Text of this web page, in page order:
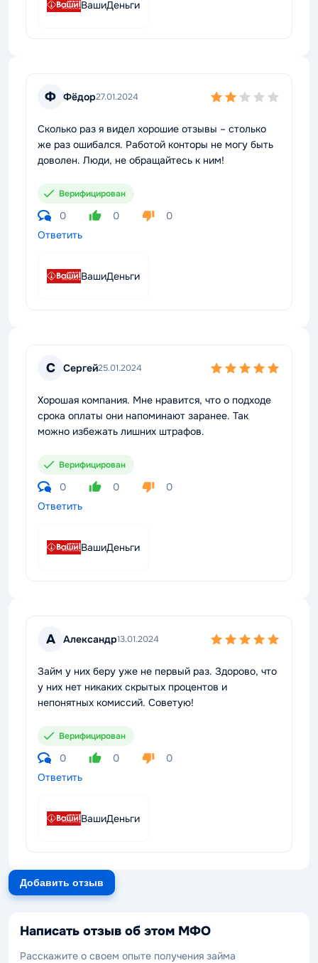
ВашиДеньги
Ф Фёдор27.01.2024
Сколько раз я видел хорошие отзывы – столько
же раз ошибался. Работой конторы не могу быть
доволен. Люди, не обращайтесь к ним!
Верифицирован
0 0
0
Ответить
ВашиДеньги
С Сергей25.01.2024
Хорошая компания. Мне нравится, что о подходе
срока оплаты они напоминают заранее. Так
можно избежать лишних штрафов.
Верифицирован
0 0
0
Ответить
ВашиДеньги
А Александр13.01.2024
Займ у них беру уже не первый раз. Здорово, что
у них нет никаких скрытых процентов и
непонятных комиссий. Советую!
Верифицирован
0 0
0
Ответить
ВашиДеньги
Добавить отзыв
Написать отзыв об этом МФО
Расскажите о своем опыте получения займа